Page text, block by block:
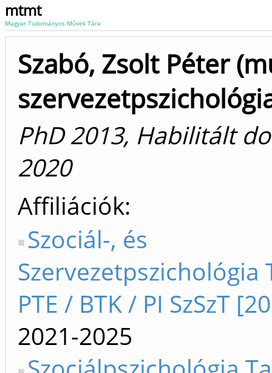
mtmt
Magyar Tudományos Művek Tára
Szabó, Zsolt Péter
PhD 2013, Habilitált
2020
Affiliációk
Szociál-, és
Szervezetpszichológia
PTE / BTK / PI SzSzT
2021-2025